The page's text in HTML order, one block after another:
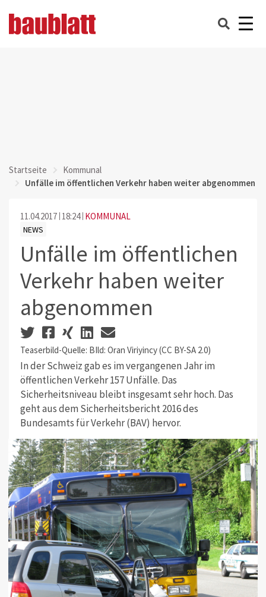
Startseite
Kommunal
Unfälle im öffentlichen Verkehr haben weiter abgenommen
11.04.2017 18:24 KOMMUNAL
NEWS
Unfälle im öffentlichen
Verkehr haben weiter
abgenommen
Teaserbild-Quelle: BIld: Oran Viriyincy (CC BY-SA 2.0)
In der Schweiz gab es im vergangenen Jahr im
öffentlichen Verkehr 157 Unfälle. Das
Sicherheitsniveau bleibt insgesamt sehr hoch. Das
geht aus dem Sicherheitsbericht 2016 des
Bundesamts für Verkehr (BAV) hervor.